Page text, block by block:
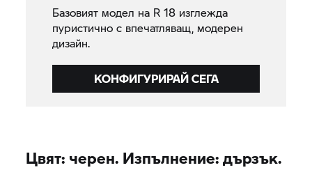
Базовият модел на R 18изглежда
пуристично с впечатляващ, модерен
дизайн.
КОНФИГУРИРАЙ СЕГА
Цвят: черен. Изпълнение: дързък.